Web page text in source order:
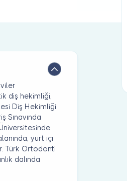
diş hekimliği,
Diş Hekimliği
Sınavında
yurt içi
Türk Ortodonti
dalında